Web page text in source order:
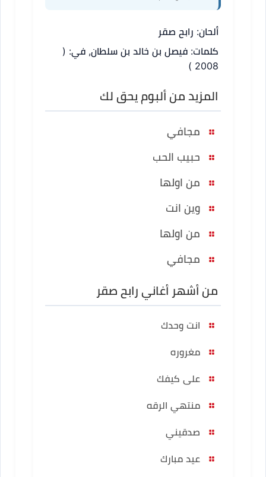
ألحان: رابح صقر
كلمات: فيصل بن خالد بن سلطان, في: (
2008 )
المزيد من ألبوم يحق لك
مجافي
حبيب الحب
من اولها
وين انت
من اولها
مجافي
من أشهر أغاني رابح صقر
انت وحدك
مغروره
على كيفك
منتهي الرقه
صدقيني
عيد مبارك